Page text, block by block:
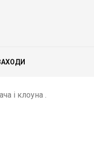
і клоуна .